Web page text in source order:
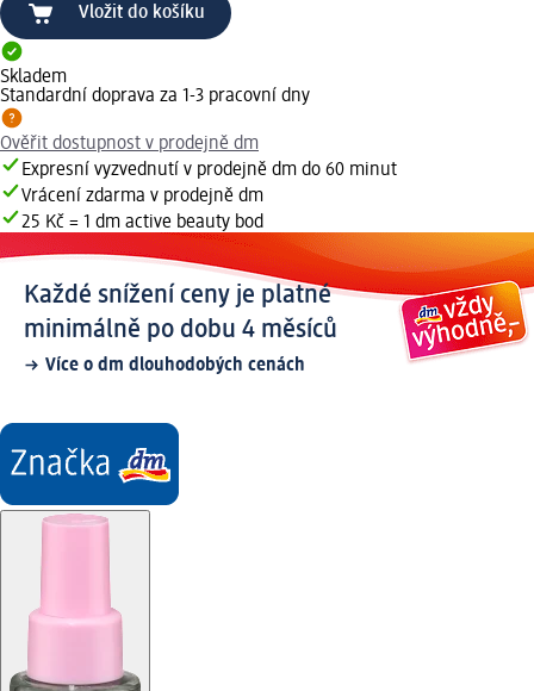
Vložit do košíku
Skladem
Standardní doprava za 1-3 pracovní dny
Ověřit dostupnost v prodejně dm
Expresní vyzvednutí v prodejně dm do 60 minut
Vrácení zdarma v prodejně dm
25 Kč = 1 dm active beauty bod
Každé snížení ceny je platné
minimálně po dobu 4 měsíců
Více o dm dlouhodobých cenách